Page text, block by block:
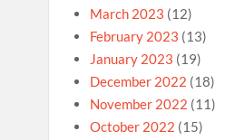
March 2023 (12)
February 2023 (13)
January 2023 (19)
December 2022 (18)
November 2022 (11)
October 2022 (15)